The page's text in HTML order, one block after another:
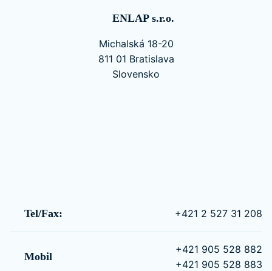
ENLAP s.r.o.
Michalská 18-20
811 01 Bratislava
Slovensko
Tel/Fax: +421 2 527 31 208
Mobil
+421 905 528 882
+421 905 528 883